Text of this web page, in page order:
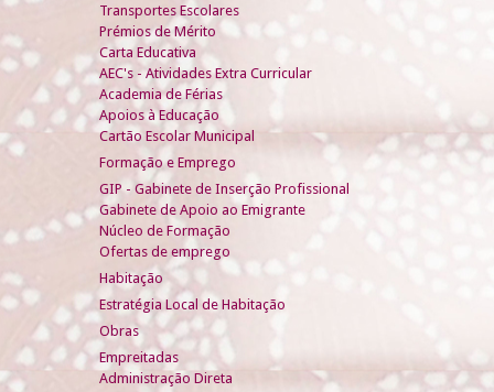
Transportes Escolares
Prémios de Mérito
Carta Educativa
AEC's - Atividades Extra Curricular
Academia de Férias
Apoios à Educação
Cartão Escolar Municipal
Formação e Emprego
GIP - Gabinete de Inserção Profissional
Gabinete de Apoio ao Emigrante
Núcleo de Formação
Ofertas de emprego
Habitação
Estratégia Local de Habitação
Obras
Empreitadas
Administração Direta